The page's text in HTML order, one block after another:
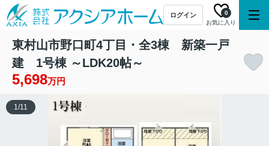
ログイン
お気に入り
0
東村山市野口町4丁目・全3棟 新築一戸
建 1号棟 ～LDK20帖～
5,698万円
1/11